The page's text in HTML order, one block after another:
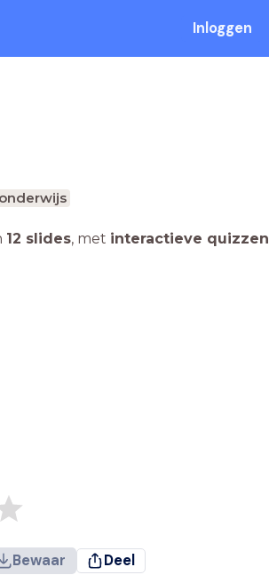
Inloggen
12 slides, met interactieve quizzen
Bewaar Deel